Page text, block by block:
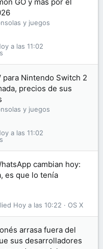
y juegos
a las 11:02
para Nintendo Switch 2
precios de sus
y juegos
a las 11:02
cambian hoy:
es que lo tenía
OS X
Hoy a las 10:22
arrasa fuera del
sus desarrolladores